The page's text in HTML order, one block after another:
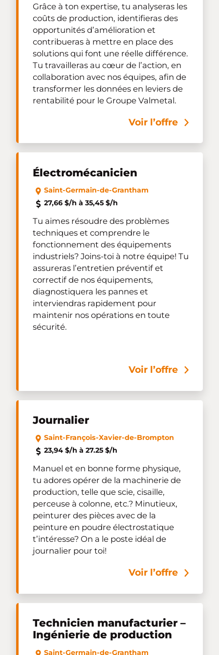
Grâce à ton expertise, tu analyseras les
coûts de production, identifieras des
opportunités d’amélioration et
contribueras à mettre en place des
solutions qui font une réelle différence.
Tu travailleras au cœur de l’action, en
collaboration avec nos équipes, afin de
transformer les données en leviers de
rentabilité pour le Groupe Valmetal.
Voir l’offre
Électromécanicien
Saint-Germain-de-Grantham
27,66 $/h à 35,45 $/h
Tu aimes résoudre des problèmes
techniques et comprendre le
fonctionnement des équipements
industriels? Joins-toi à notre équipe! Tu
assureras l’entretien préventif et
correctif de nos équipements,
diagnostiquera les pannes et
interviendras rapidement pour
maintenir nos opérations en toute
sécurité.
Voir l’offre
Journalier
Saint-François-Xavier-de-Brompton
23,94 $/h à 27.25 $/h
Manuel et en bonne forme physique,
tu adores opérer de la machinerie de
production, telle que scie, cisaille,
perceuse à colonne, etc.? Minutieux,
peinturer des pièces avec de la
peinture en poudre électrostatique
t’intéresse? On a le poste idéal de
journalier pour toi!
Voir l’offre
Technicien manufacturier –
Ingénierie de production
Saint-Germain-de-Grantham